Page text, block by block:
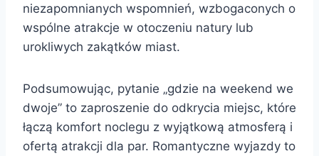
niezapomnianych wspomnień, wzbogaconych o
wspólne atrakcje w otoczeniu natury lub
urokliwych zakątków miast.
Podsumowując, pytanie „gdzie na weekend we
dwoje” to zaproszenie do odkrycia miejsc, które
łączą komfort noclegu z wyjątkową atmosferą i
ofertą atrakcji dla par. Romantyczne wyjazdy to